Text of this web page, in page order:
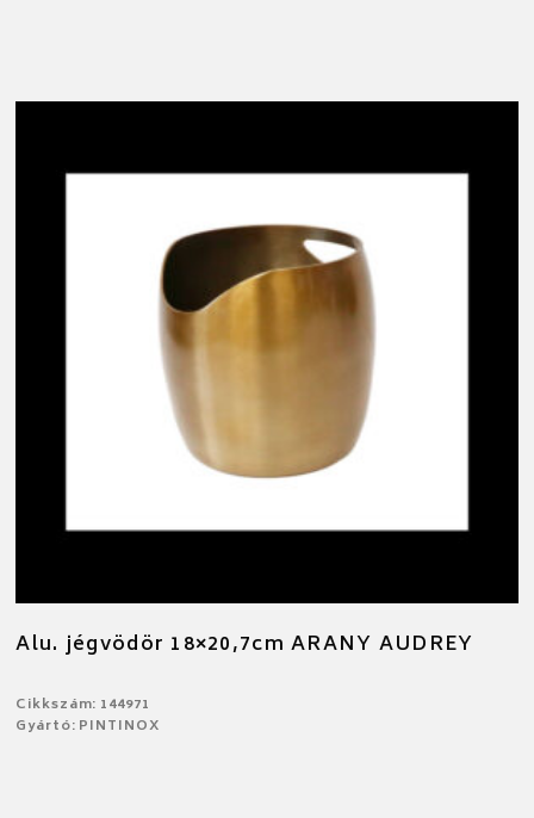
Alu. jégvödör 18×20,7cm ARANY AUDREY
Cikkszám: 144971
Gyártó: PINTINOX